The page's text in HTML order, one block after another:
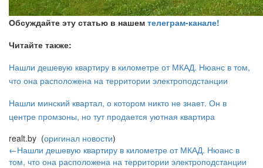
Обсуждайте эту статью в нашем телеграм-канале!
Читайте также:
Нашли дешевую квартиру в километре от МКАД. Нюанс в том,
что она расположена на территории электроподстанции
Нашли минский квартал, о котором никто не знает. Он в
центре промзоны, но тут продается уютная квартира
realt.by (оригинал новости)
←Нашли дешевую квартиру в километре от МКАД. Нюанс в
том, что она расположена на территории электроподстанции